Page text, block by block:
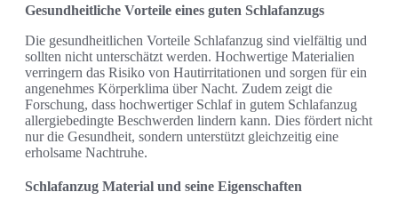
Gesundheitliche Vorteile eines guten Schlafanzugs
Die gesundheitlichen Vorteile Schlafanzug sind vielfältig und
sollten nicht unterschätzt werden. Hochwertige Materialien
verringern das Risiko von Hautirritationen und sorgen für ein
angenehmes Körperklima über Nacht. Zudem zeigt die
Forschung, dass hochwertiger Schlaf in gutem Schlafanzug
allergiebedingte Beschwerden lindern kann. Dies fördert nicht
nur die Gesundheit, sondern unterstützt gleichzeitig eine
erholsame Nachtruhe.
Schlafanzug Material und seine Eigenschaften